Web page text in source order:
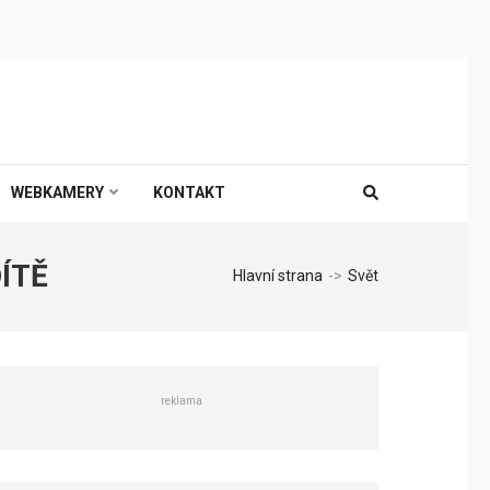
WEBKAMERY KONTAKT
Hlavní strana -> Svět
reklama